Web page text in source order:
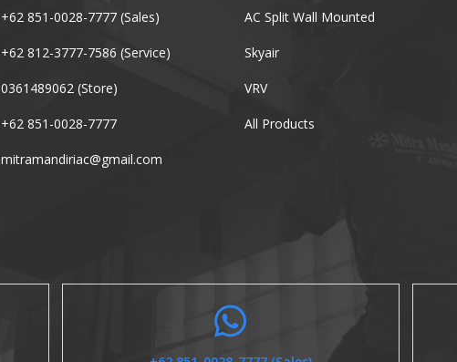
+62 851-0028-7777 (Sales)
+62 812-3777-7586 (Service)
0361489062 (Store)
+62 851-0028-7777
mitramandiriac@gmail.com
AC Split Wall Mounted
Skyair
VRV
All Products